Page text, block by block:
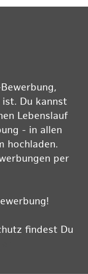
Du kannst
Lebenslauf
- in allen
hochladen.
per
findest Du